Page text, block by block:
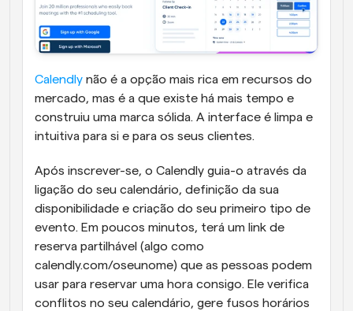
Calendly não é a opção mais rica em recursos do
mercado, mas é a que existe há mais tempo e
construiu uma marca sólida. A interface é limpa e
intuitiva para si e para os seus clientes.
Após inscrever-se, o Calendly guia-o através da
ligação do seu calendário, definição da sua
disponibilidade e criação do seu primeiro tipo de
evento. Em poucos minutos, terá um link de
reserva partilhável (algo como
calendly.com/oseunome) que as pessoas podem
usar para reservar uma hora consigo. Ele verifica
conflitos no seu calendário, gere fusos horários